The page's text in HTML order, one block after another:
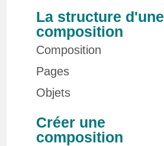
La structure d'une
composition
Composition
Pages
Objets
Créer une
composition